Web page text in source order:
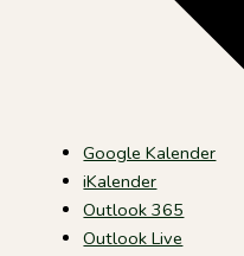
Google Kalender
iKalender
Outlook 365
Outlook Live